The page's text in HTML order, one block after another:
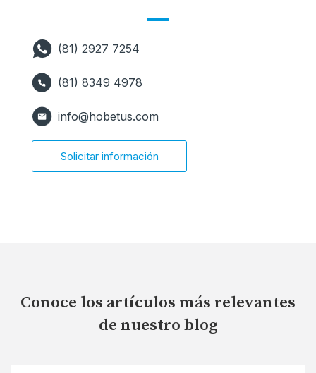
(81) 2927 7254
(81) 8349 4978
info@hobetus.com
Solicitar información
Conoce los artículos más relevantes
de nuestro blog